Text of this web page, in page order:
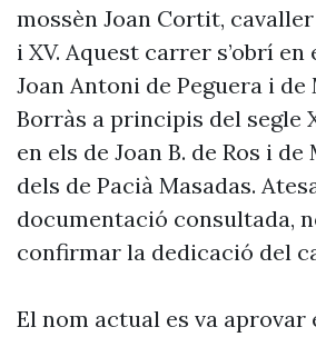
mossèn Joan Cortit,
i XV. Aquest carrer s’obrí
Joan Antoni de Peguera i de
Borràs a principis del segle
en els de Joan B. de Ros i
dels de Pacià Masadas.
documentació consultada,
confirmar la dedicació del
El nom actual es va aprovar